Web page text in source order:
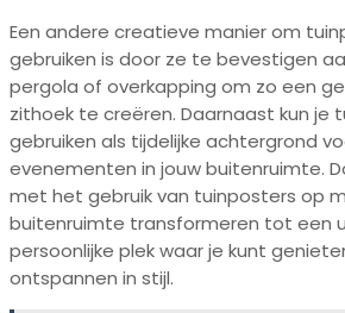
Een andere creatieve manier om
gebruiken is door ze te bevestigen
pergola of overkapping om zo een
zithoek te creëren. Daarnaast kun je
gebruiken als tijdelijke achtergrond
evenementen in jouw buitenruimte.
met het gebruik van tuinposters op
buitenruimte transformeren tot een
persoonlijke plek waar je kunt
ontspannen in stijl.